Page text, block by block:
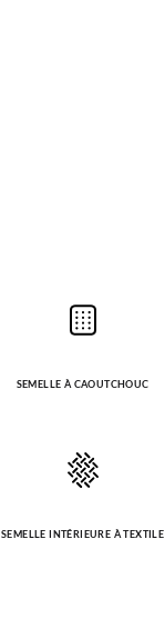
SEMELLE À CAOUTCHOUC
SEMELLE INTÉRIEURE À TEXTILE